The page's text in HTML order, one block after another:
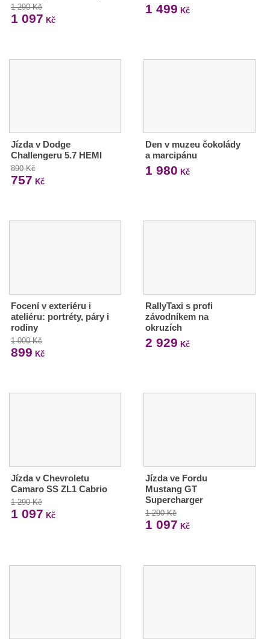
1 290 Kč
1 097 Kč
1 499 Kč
Jízda v Dodge
Challengeru 5.7 HEMI
890 Kč
757 Kč
Den v muzeu čokolády
a marcipánu
1 980 Kč
Focení v exteriéru i
ateliéru: portréty, páry i
rodiny
1 000 Kč
899 Kč
RallyTaxi s profi
závodníkem na
okruzích
2 929 Kč
Jízda v Chevroletu
Camaro SS ZL1 Cabrio
1 290 Kč
1 097 Kč
Jízda ve Fordu
Mustang GT
Supercharger
1 290 Kč
1 097 Kč